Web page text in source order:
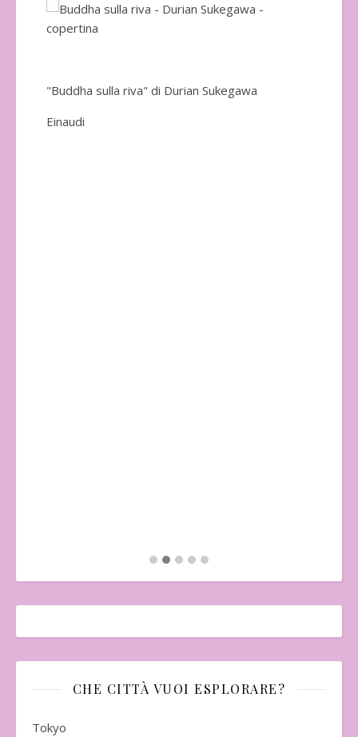
"Buddha sulla riva" di Durian Sukegawa
Einaudi
CHE CITTÀ VUOI ESPLORARE?
Tokyo